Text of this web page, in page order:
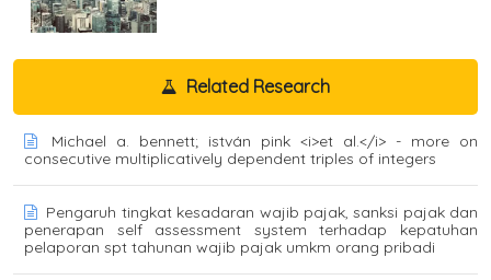
Related Research
Michael a. bennett; istván pink <i>et al.</i> - more on
consecutive multiplicatively dependent triples of integers
Pengaruh tingkat kesadaran wajib pajak, sanksi pajak dan
penerapan self assessment system terhadap kepatuhan
pelaporan spt tahunan wajib pajak umkm orang pribadi